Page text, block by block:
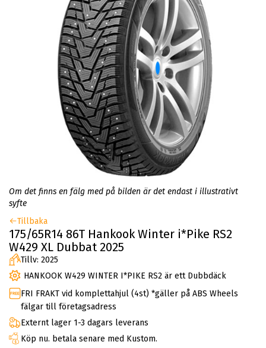
Om det finns en fälg med på bilden är det endast i illustrativt
syfte
Tillbaka
175/65R14 86T Hankook Winter i*Pike RS2
W429 XL Dubbat 2025
Tillv: 2025
HANKOOK W429 WINTER I*PIKE RS2 är ett Dubbdäck
FRI FRAKT vid komplettahjul (4st) *gäller på ABS Wheels
fälgar till företagsadress
Externt lager 1-3 dagars leverans
Köp nu. betala senare med Kustom.